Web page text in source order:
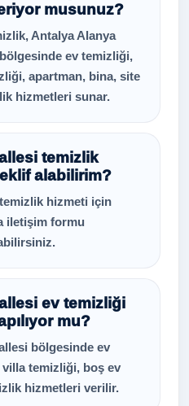
musunuz?
Antalya Alanya
ev temizliği,
apartman, bina, site
hizmetleri sunar.
temizlik
alabilirim?
hizmeti için
iletişim formu
ev temizliği
mu?
bölgesinde ev
temizliği, boş ev
hizmetleri verilir.